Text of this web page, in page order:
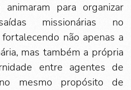
para organizar
missionárias no
não apenas a
mas também a própria
entre agentes de
mesmo propósito de